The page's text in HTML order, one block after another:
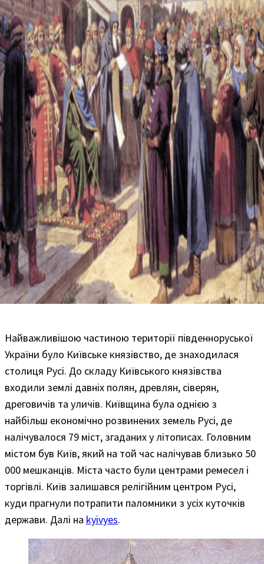
Найважливішою частиною території південноруської
України було Київське князівство, де знаходилася
столиця Русі. До складу Київського князівства
входили землі давніх полян, древлян, сіверян,
дреговичів та уличів. Київщина була однією з
найбільш економічно розвинених земель Русі, де
налічувалося 79 міст, згаданих у літописах. Головним
містом був Київ, який на той час налічував близько 50
000 мешканців. Міста часто були центрами ремесел і
торгівлі. Київ залишався релігійним центром Русі,
куди прагнули потрапити паломники з усіх куточків
держави. Далі на kyivyes.